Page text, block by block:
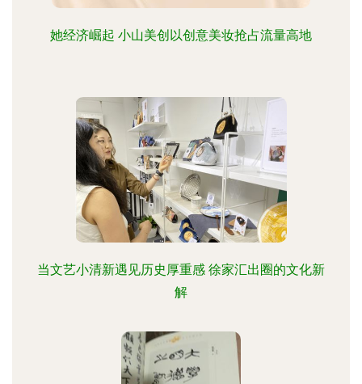
她经济崛起 小山美创以创意美妆抢占流量高地
当文艺小清新遇见历史厚重感 徐家汇出圈的文化新
解